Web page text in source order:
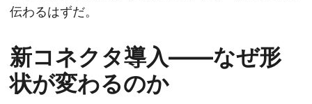
伝わるはずだ。
新コネクタ導入——なぜ形
状が変わるのか